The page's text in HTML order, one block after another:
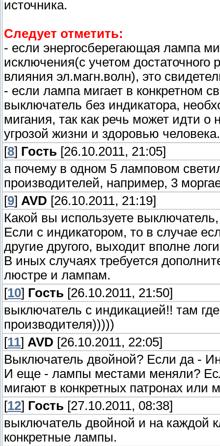
источника.
Следует отметить:
- если энергосберегающая лампа
исключения(с учетом
влияния эл.магн.волн), это
- если лампа мигает в конкретном
выключатель без индикатора,
мигания, так как речь может идти о
угрозой жизни и здоровью человека.
[8] Гость [26.10.2011, 21:05]
а почему в одном 5 ламповом
производителей, например, 3
[9] AVD [26.10.2011, 21:19]
Какой вы используете
Если с индикатором, то в случае
другие другого, выходит вполне
В иных случаях требуется
люстре и лампам.
[10] Гость [26.10.2011, 21:50]
выключатель с индикацией!! там
производителя)))))
[11] AVD [26.10.2011, 22:05]
Выключатель двойной? Если да -
И еще - лампы местами меняли?
мигают в конкретных патронах или
[12] Гость [27.10.2011, 08:38]
выключатель двойной и на каждой
конкретные лампы.